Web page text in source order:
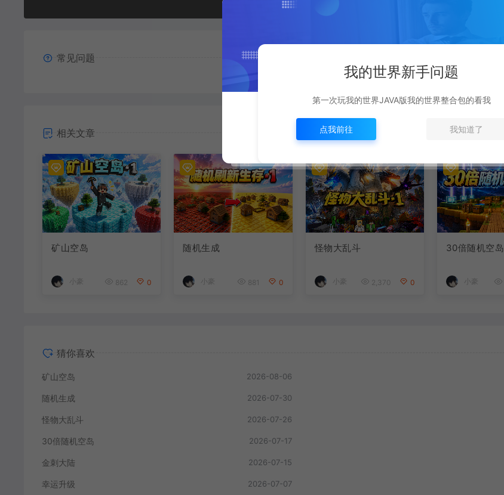
常见问题
相关文章
矿山空岛
小豪 862 0
随机生成
小豪 881 0
怪物大乱斗
小豪 2,370 0
30倍随机空岛
小豪
猜你喜欢
矿山空岛 2026-08-06
随机生成 2026-07-30
怪物大乱斗 2026-07-26
30倍随机空岛 2026-07-17
金刺大陆 2026-07-15
幸运升级 2026-07-07
我的世界新手问题
第一次玩我的世界JAVA版我的世界整合包的看我
点我前往 我知道了